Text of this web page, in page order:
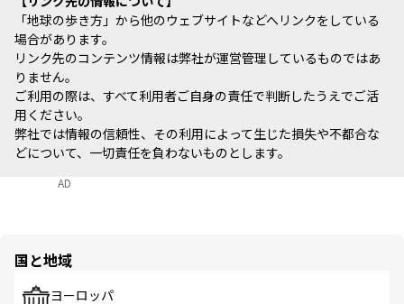
「地球の歩き方」から他のウェブサイトなどへリンクをしている
場合があります。
リンク先のコンテンツ情報は弊社が運営管理しているものではあ
りません。
ご利用の際は、すべて利用者ご自身の責任で判断したうえでご活
用ください。
弊社では情報の信頼性、その利用によって生じた損失や不都合な
どについて、一切責任を負わないものとします。
AD
国と地域
ヨーロッパ